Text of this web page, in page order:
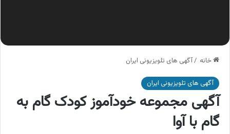
خانه /آگهی های تلویزیونی ایران
آگهی های تلویزیونی ایران
آگهی مجموعه خودآموز کودک گام به
گام با آوا